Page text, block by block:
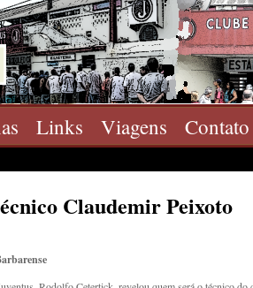
Links Viagens Contato
Claudemir Peixoto